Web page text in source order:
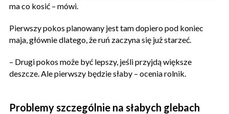
ma co kosić – mówi.
Pierwszy pokos planowany jest tam dopiero pod koniec
maja, głównie dlatego, że ruń zaczyna się już starzeć.
– Drugi pokos może być lepszy, jeśli przyjdą większe
deszcze. Ale pierwszy będzie słaby – ocenia rolnik.
Problemy szczególnie na słabych glebach